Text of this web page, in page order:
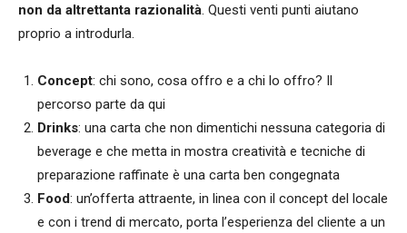
non da altrettanta razionalità. Questi venti punti aiutano
proprio a introdurla.
Concept: chi sono, cosa offro e a chi lo offro? Il
percorso parte da qui
Drinks: una carta che non dimentichi nessuna categoria di
beverage e che metta in mostra creatività e tecniche di
preparazione raffinate è una carta ben congegnata
Food: un’offerta attraente, in linea con il concept del locale
e con i trend di mercato, porta l’esperienza del cliente a un